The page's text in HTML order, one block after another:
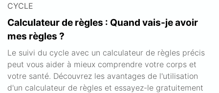
CYCLE
Calculateur de règles : Quand vais-je avoir
mes règles ?
Le suivi du cycle avec un calculateur de règles précis
peut vous aider à mieux comprendre votre corps et
votre santé. Découvrez les avantages de l'utilisation
d'un calculateur de règles et essayez-le gratuitement